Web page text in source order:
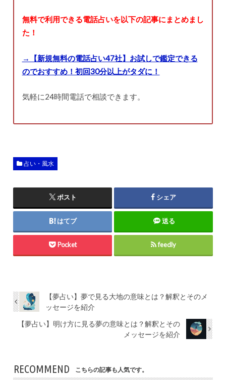
無料で利用できる電話占いを以下の記事にまとめまし
た！
→【新規無料の電話占い47社】お試しで鑑定できる
のでおすすめ！初回30分以上がタダに！
気軽に24時間電話で相談できます。
占い・風水
ポスト シェア
はてブ 送る
Pocket feedly
【夢占い】夢で見る大地の意味とは？解釈とそのメ
ッセージを紹介
【夢占い】明け方に見る夢の意味とは？解釈とその
メッセージを紹介
RECOMMEND こちらの記事も人気です。